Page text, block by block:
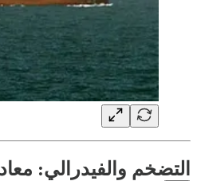
التضخم والفيدرالي: